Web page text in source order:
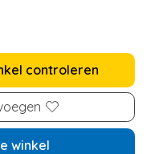
controleren
winkel